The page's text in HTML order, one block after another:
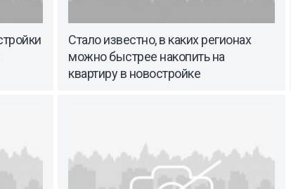
Стало известно, в каких регионах
можно быстрее накопить на
квартиру в новостройке